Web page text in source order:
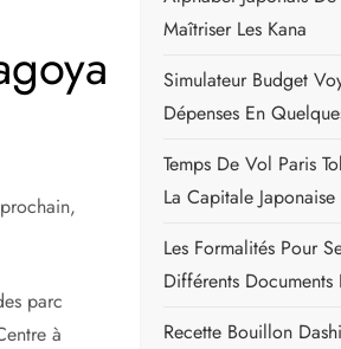
parc
à
Maîtriser Les Kana
Simulateur Budget
Dépenses En
Temps De Vol Paris
La Capitale Japonaise
Les Formalités Pour
Différents Documents
Recette Bouillon